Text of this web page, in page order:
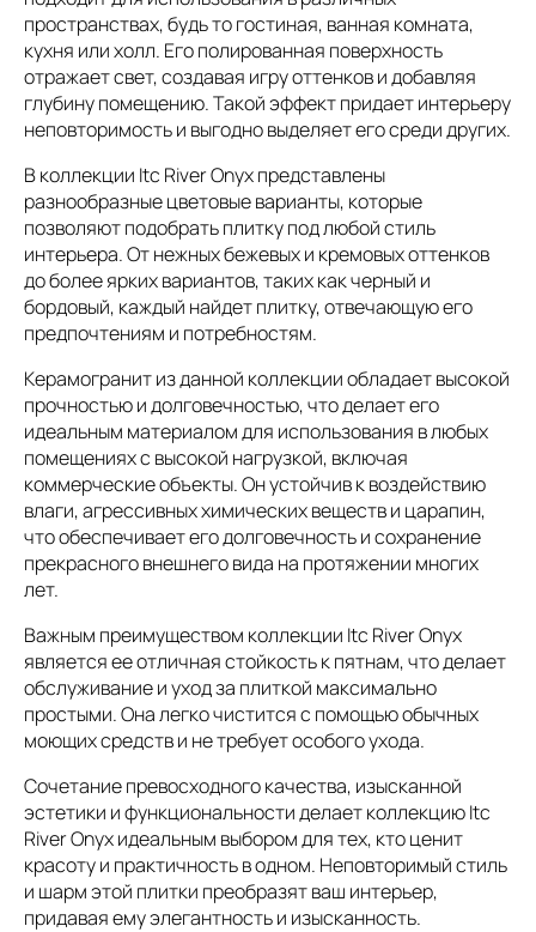
пространствах, будь то гостиная, ванная комната,
кухня или холл. Его полированная поверхность
отражает свет, создавая игру оттенков и добавляя
глубину помещению. Такой эффект придает интерьеру
неповторимость и выгодно выделяет его среди других.
В коллекции Itc River Onyx представлены
разнообразные цветовые варианты, которые
позволяют подобрать плитку под любой стиль
интерьера. От нежных бежевых и кремовых оттенков
до более ярких вариантов, таких как черный и
бордовый, каждый найдет плитку, отвечающую его
предпочтениям и потребностям.
Керамогранит из данной коллекции обладает высокой
прочностью и долговечностью, что делает его
идеальным материалом для использования в любых
помещениях с высокой нагрузкой, включая
коммерческие объекты. Он устойчив к воздействию
влаги, агрессивных химических веществ и царапин,
что обеспечивает его долговечность и сохранение
прекрасного внешнего вида на протяжении многих
лет.
Важным преимуществом коллекции Itc River Onyx
является ее отличная стойкость к пятнам, что делает
обслуживание и уход за плиткой максимально
простыми. Она легко чистится с помощью обычных
моющих средств и не требует особого ухода.
Сочетание превосходного качества, изысканной
эстетики и функциональности делает коллекцию Itc
River Onyx идеальным выбором для тех, кто ценит
красоту и практичность в одном. Неповторимый стиль
и шарм этой плитки преобразят ваш интерьер,
придавая ему элегантность и изысканность.